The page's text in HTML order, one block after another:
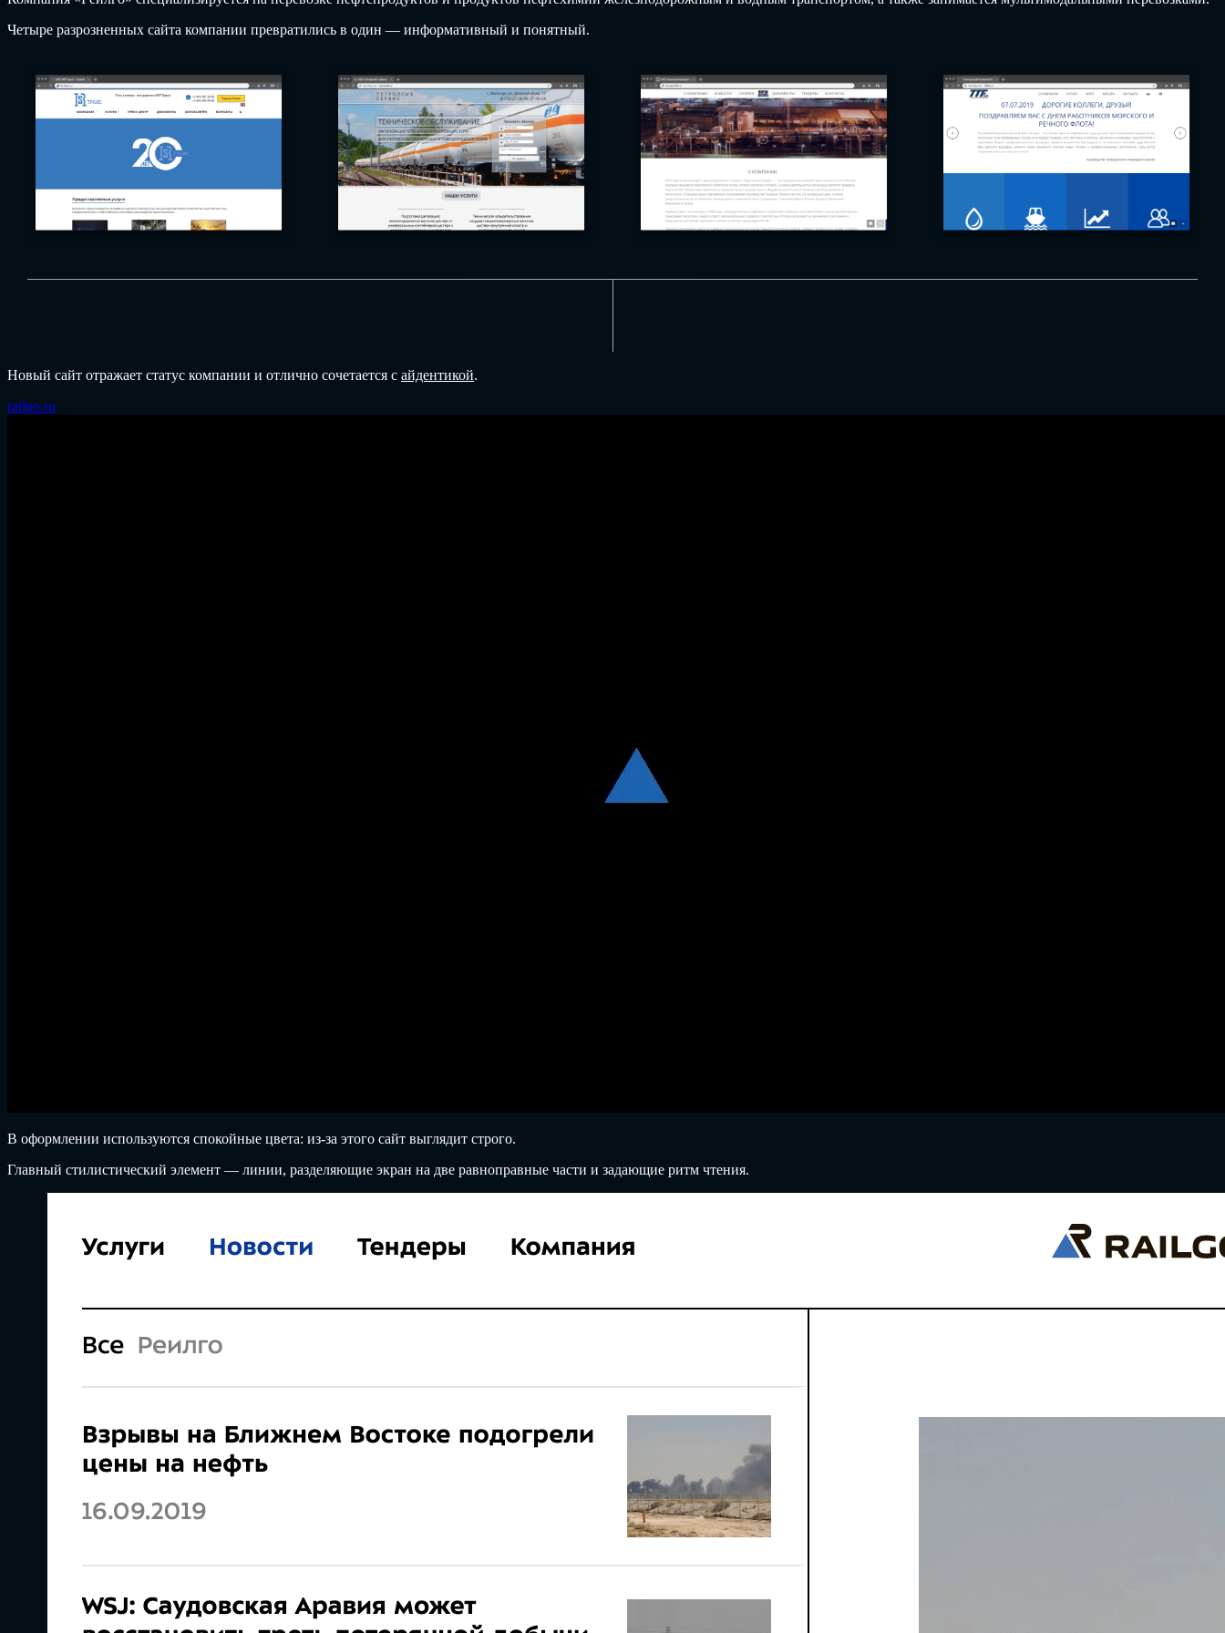
Четыре разрозненных сайта компании превратились в один — информативный и понятный.
Новый сайт отражает статус компании и отлично сочетается с айдентикой.
railgo.ru
В оформлении используются спокойные цвета: из-за этого сайт выглядит строго.
Главный стилистический элемент — линии, разделяющие экран на две равноправные части и задающие ритм чтения.